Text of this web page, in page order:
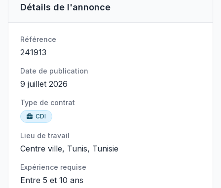
Détails de l'annonce
Référence
241913
Date de publication
9 juillet 2026
Type de contrat
CDI
Lieu de travail
Centre ville, Tunis, Tunisie
Expérience requise
Entre 5 et 10 ans